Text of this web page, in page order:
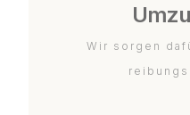
Wir sorgen